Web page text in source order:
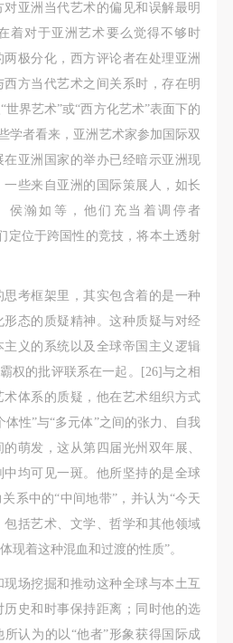
亚洲当代艺术的偏见和误解最明
着对于亚洲艺术要么觉得不够时
极分化，西方评论者在处理亚洲
方当代艺术之间关系时，存在明
世界艺术”或“西方化艺术”表面下的
学者看来，亚洲艺术家参加国际双
亚洲国家的举办已经暗示亚洲现
些来自亚洲的国际策展人，如长
侯瀚如等，他们充当着调停者
定位于跨国性的竞技，将本土透射
考框架里，其实包含着的是一种
态的质疑精神。这种质疑与对经
义的系统以及全球帝国主义逻辑
权的批评联系在一起。[26]与之相
体系的质疑，他在艺术组织方式
体性”与“多元体”之间的张力、自我
萌发，这从第四届光州双年展、
均可见一斑。他所坚持的是全球
系中的“中间地带”，并认为“今天
括艺术、文学、哲学和其他领域
现着这种混血和过渡的性质”。
场挖掘和推动这种全球与本土互
史和时事保持距离；同时他的选
认为的以“他者”形象获得国际成